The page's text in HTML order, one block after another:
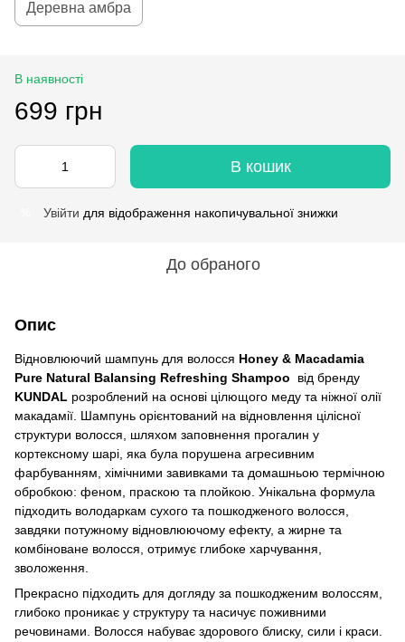
Деревна амбра
В наявності
699 грн
В кошик
Увійти для відображення накопичувальної знижки
До обраного
Опис
Відновлюючий шампунь для волосся Honey & Macadamia
Pure Natural Balansing Refreshing Shampoo від бренду
KUNDAL розроблений на основі цілющого меду та ніжної олії
макадамії. Шампунь орієнтований на відновлення цілісної
структури волосся, шляхом заповнення прогалин у
кортексному шарі, яка була порушена агресивним
фарбуванням, хімічними завивками та домашньою термічною
обробкою: феном, праскою та плойкою. Унікальна формула
підходить володаркам сухого та пошкодженого волосся,
завдяки потужному відновлюючому ефекту, а жирне та
комбіноване волосся, отримує глибоке харчування,
зволоження.
Прекрасно підходить для догляду за пошкодженим волоссям,
глибоко проникає у структуру та насичує поживними
речовинами. Волосся набуває здорового блиску, сили і краси.